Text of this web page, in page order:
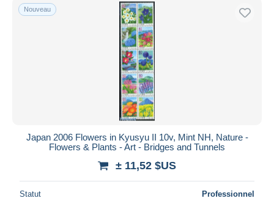
Nouveau
Japan 2006 Flowers in Kyusyu II 10v, Mint NH, Nature -
Flowers & Plants - Art - Bridges and Tunnels
± 11,52 $US
Statut Professionnel